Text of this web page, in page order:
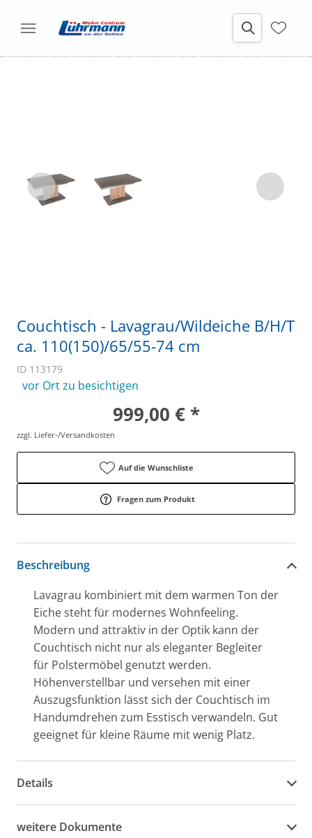
Couchtisch - Lavagrau/Wildeiche B/H/T
ca. 110(150)/65/55-74 cm
ID 113179
vor Ort zu besichtigen
999,00 € *
zzgl. Liefer-/Versandkosten
Auf die Wunschliste
Fragen zum Produkt
Beschreibung
Lavagrau kombiniert mit dem warmen Ton der
Eiche steht für modernes Wohnfeeling.
Modern und attraktiv in der Optik kann der
Couchtisch nicht nur als eleganter Begleiter
für Polstermöbel genutzt werden.
Höhenverstellbar und versehen mit einer
Auszugsfunktion lässt sich der Couchtisch im
Handumdrehen zum Esstisch verwandeln. Gut
geeignet für kleine Räume mit wenig Platz.
Details
weitere Dokumente